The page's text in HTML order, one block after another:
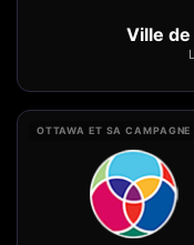
Ville
OTTAWA ET SA CAMPAGNE